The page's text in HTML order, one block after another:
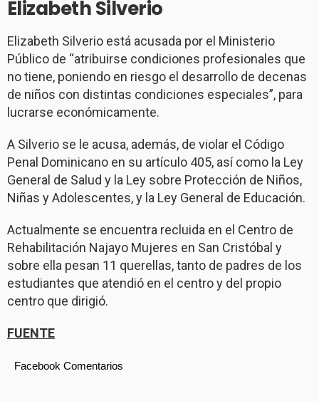
Elizabeth Silverio
Elizabeth Silverio está acusada por el Ministerio
Público de “atribuirse condiciones profesionales que
no tiene, poniendo en riesgo el desarrollo de decenas
de niños con distintas condiciones especiales”, para
lucrarse económicamente.
A Silverio se le acusa, además, de violar el Código
Penal Dominicano en su artículo 405, así como la Ley
General de Salud y la Ley sobre Protección de Niños,
Niñas y Adolescentes, y la Ley General de Educación.
Actualmente se encuentra recluida en el Centro de
Rehabilitación Najayo Mujeres en San Cristóbal y
sobre ella pesan 11 querellas, tanto de padres de los
estudiantes que atendió en el centro y del propio
centro que dirigió.
FUENTE
Facebook Comentarios